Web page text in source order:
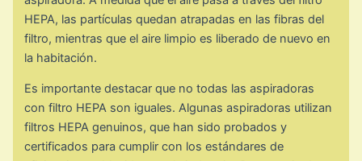
HEPA, las partículas quedan atrapadas en las fibras del
filtro, mientras que el aire limpio es liberado de nuevo en
la habitación.
Es importante destacar que no todas las aspiradoras
con filtro HEPA son iguales. Algunas aspiradoras utilizan
filtros HEPA genuinos, que han sido probados y
certificados para cumplir con los estándares de